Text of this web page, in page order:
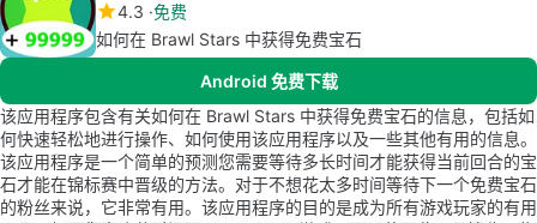
4.3 免费
如何在 Brawl Stars 中获得免费宝石
Android 免费下载
该应用程序包含有关如何在 Brawl Stars 中获得免费宝石的信息，包括如
何快速轻松地进行操作、如何使用该应用程序以及一些其他有用的信息。
该应用程序是一个简单的预测您需要等待多长时间才能获得当前回合的宝
石才能在锦标赛中晋级的方法。对于不想花太多时间等待下一个免费宝石
的粉丝来说，它非常有用。该应用程序的目的是成为所有游戏玩家的有用